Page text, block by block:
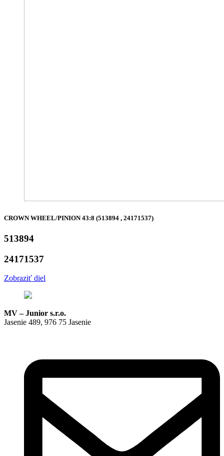
CROWN WHEEL/PINION 43:8 (513894 , 24171537)
513894
24171537
Zobraziť diel
MV – Junior s.r.o.
Jasenie 489, 976 75 Jasenie